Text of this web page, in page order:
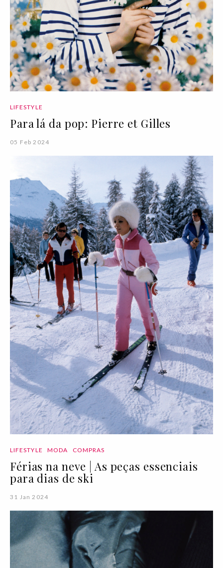
LIFESTYLE
Para lá da pop: Pierre et Gilles
05 Feb 2024
LIFESTYLE MODA COMPRAS
Férias na neve | As peças essenciais
para dias de ski
31 Jan 2024